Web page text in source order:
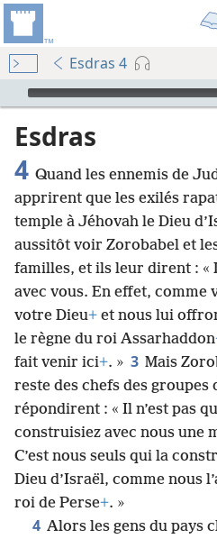
Esdras 4
Audio Player
Esdras
4 Quand les ennemis de
apprirent que les exilés
temple à Jéhovah le Dieu
aussitôt voir Zorobabel et
familles, et ils leur dirent : «
avec vous. En effet, comme
votre Dieu+ et nous lui
le règne du roi Assarhaddon
fait venir ici+. » 3 Mais
reste des chefs des groupes
répondirent : « Il n’est pas
construisiez avec nous une
C’est nous seuls qui la
Dieu d’Israël, comme nous
roi de Perse+. »
4 Alors les gens du pays